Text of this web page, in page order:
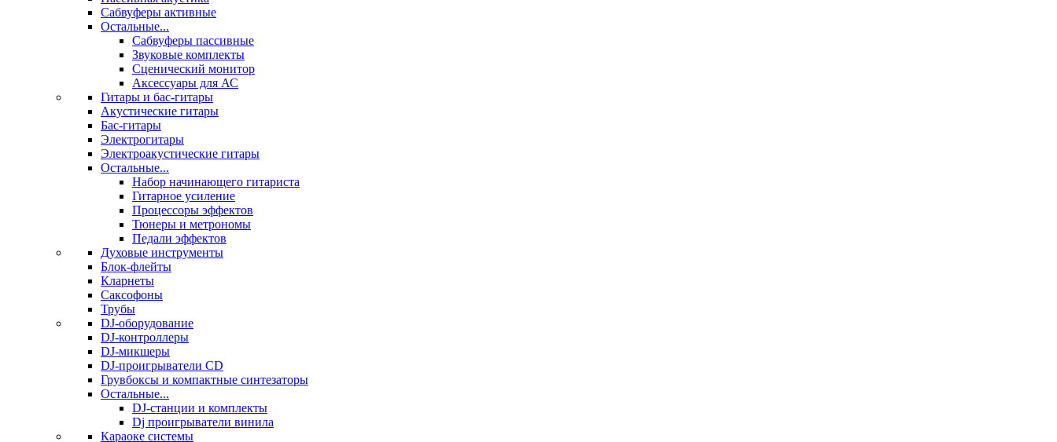
Сабвуферы активные
Остальные...
Сабвуферы пассивные
Звуковые комплекты
Сценический монитор
Аксессуары для АС
Гитары и бас-гитары
Акустические гитары
Бас-гитары
Электрогитары
Электроакустические гитары
Остальные...
Набор начинающего гитариста
Гитарное усиление
Процессоры эффектов
Тюнеры и метрономы
Педали эффектов
Духовые инструменты
Блок-флейты
Кларнеты
Саксофоны
Трубы
DJ-оборудование
DJ-контроллеры
DJ-микшеры
DJ-проигрыватели CD
Грувбоксы и компактные синтезаторы
Остальные...
DJ-станции и комплекты
Dj проигрыватели винила
Караоке системы